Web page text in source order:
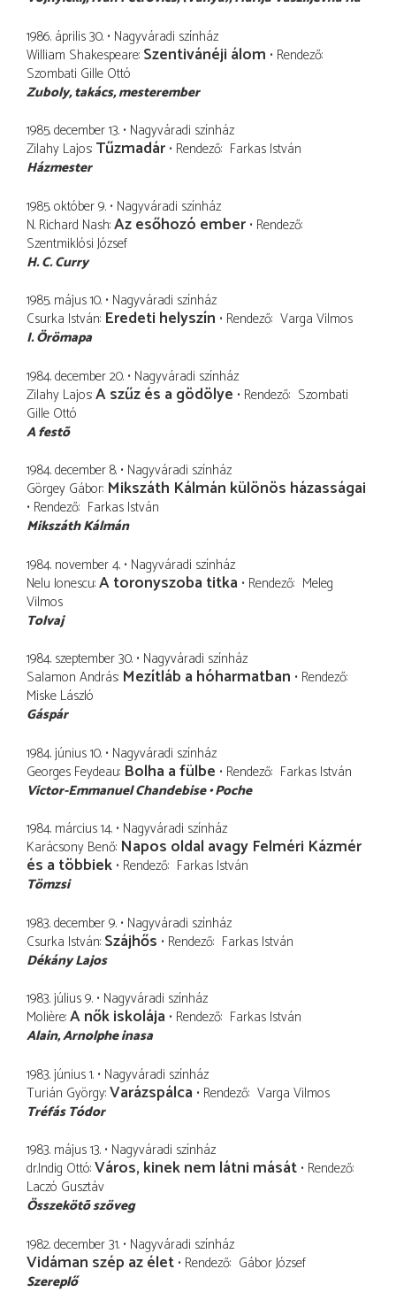
1986. április 30. Nagyváradi színház
William Shakespeare Szentivánéji álom Rendező
Szombati Gille Ottó
Zuboly takács, mesterember
1985. december 13. Nagyváradi színház
Zilahy Lajos Tűzmadár Rendező Farkas István
Házmester
1985. október 9. Nagyváradi színház
N. Richard Nash Az esőhozó ember Rendező
Szentmiklósi József
H. C. Curry
1985. május 10. Nagyváradi színház
Csurka István Eredeti helyszín Rendező Varga Vilmos
I. Örömapa
1984. december 20. Nagyváradi színház
Zilahy Lajos A szűz és a gödölye Rendező Szombati
Gille Ottó
A festõ
1984. december 8. Nagyváradi színház
Görgey Gábor Mikszáth Kálmán különös házasságai
Rendező Farkas István
Mikszáth Kálmán
1984. november 4. Nagyváradi színház
Nelu Ionescu A toronyszoba titka Rendező Meleg
Vilmos
Tolvaj
1984. szeptember 30. Nagyváradi színház
Salamon András Mezítláb a hóharmatban Rendező
Miske László
Gáspár
1984. június 10. Nagyváradi színház
Georges Feydeau Bolha a fülbe Rendező Farkas István
Victor-Emmanuel Chandebise Poche
1984. március 14. Nagyváradi színház
Karácsony Benő Napos oldal avagy Felméri Kázmér
és a többiek Rendező Farkas István
Tömzsi
1983. december 9. Nagyváradi színház
Csurka István Szájhős Rendező Farkas István
Dékány Lajos
1983. július 9. Nagyváradi színház
Molière A nők iskolája Rendező Farkas István
Alain Arnolphe inasa
1983. június 1. Nagyváradi színház
Turián György Varázspálca Rendező Varga Vilmos
Tréfás Tódor
1983. május 13. Nagyváradi színház
dr.Indig Ottó Város, kinek nem látni mását Rendező
Laczó Gusztáv
Összekötõ szöveg
1982. december 31. Nagyváradi színház
Vidáman szép az élet Rendező Gábor József
Szereplő